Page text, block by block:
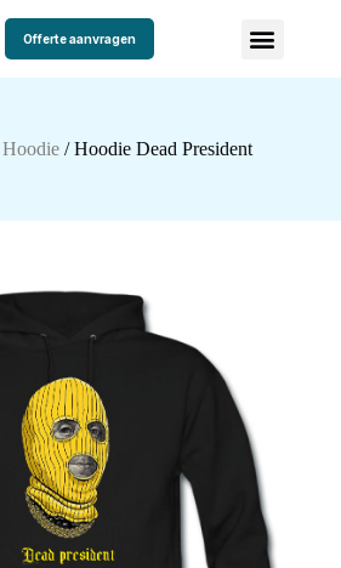
Offerte aanvragen
Hoodie/ Hoodie Dead President